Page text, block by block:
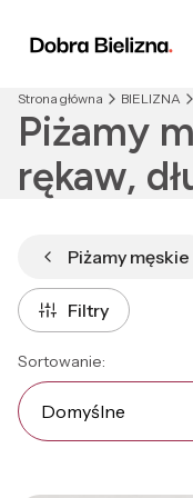
Strona główna BIELIZNA
Piżamy
rękaw,
Piżamy męskie
Filtry
Lista
Sortowanie:
Domyślne